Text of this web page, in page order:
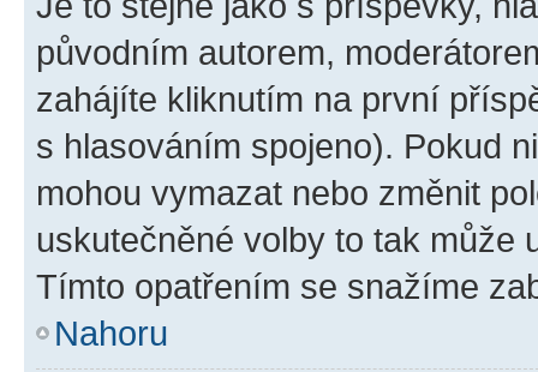
původním autorem,
zahájíte kliknutím na první
s hlasováním spojeno). Pokud
mohou vymazat nebo změnit
uskutečněné volby to tak může
Tímto opatřením se snažíme
Nahoru